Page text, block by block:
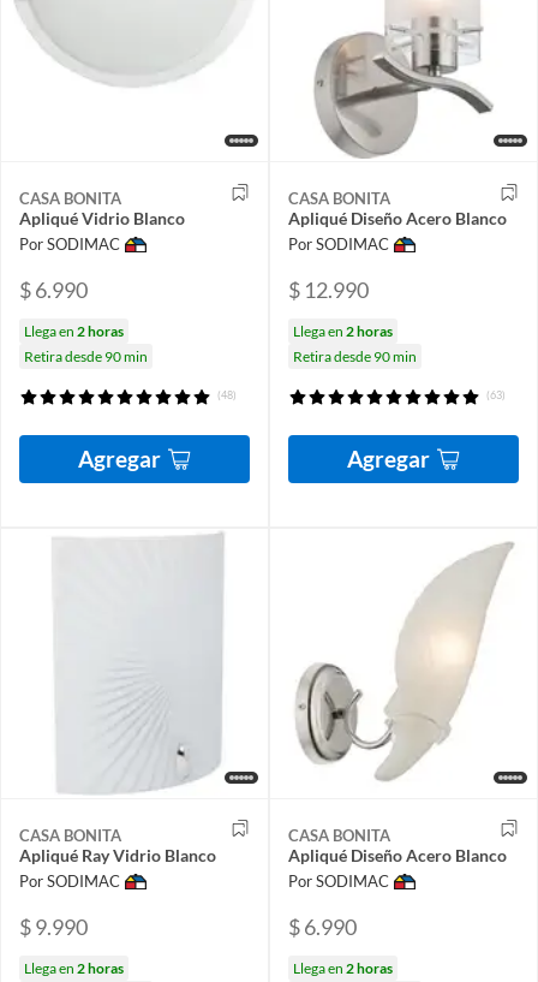
CASA BONITA
Apliqué Vidrio Blanco
Por SODIMAC
$ 6.990
Llega en 2 horas
Retira desde 90 min
(48)
Agregar
CASA BONITA
Apliqué Diseño Acero Blanco
Por SODIMAC
$ 12.990
Llega en 2 horas
Retira desde 90 min
(63)
Agregar
CASA BONITA
Apliqué Ray Vidrio Blanco
Por SODIMAC
$ 9.990
Llega en 2 horas
CASA BONITA
Apliqué Diseño Acero Blanco
Por SODIMAC
$ 6.990
Llega en 2 horas